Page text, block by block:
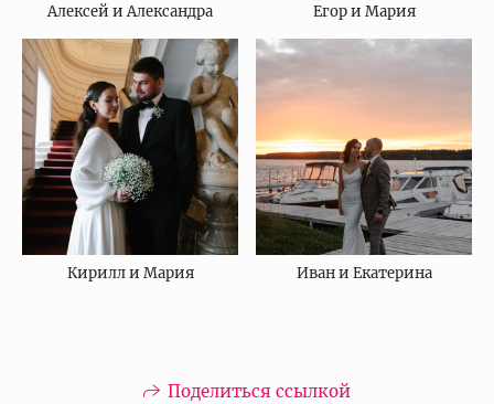
Алексей и Александра Егор и Мария
Кирилл и Мария Иван и Екатерина
Поделиться ссылкой